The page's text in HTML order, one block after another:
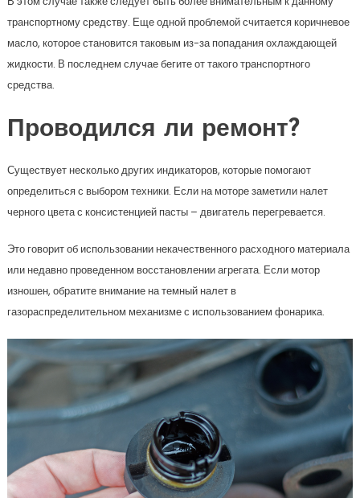
транспортному средству. Еще одной проблемой считается коричневое
масло, которое становится таковым из-за попадания охлаждающей
жидкости. В последнем случае бегите от такого транспортного
средства.
Проводился ли ремонт?
Существует несколько других индикаторов, которые помогают
определиться с выбором техники. Если на моторе заметили налет
черного цвета с консистенцией пасты – двигатель перегревается.
Это говорит об использовании некачественного расходного материала
или недавно проведенном восстановлении агрегата. Если мотор
изношен, обратите внимание на темный налет в
газораспределительном механизме с использованием фонарика.